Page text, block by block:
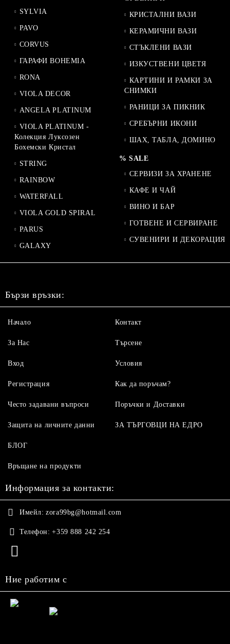
SYLVIA
PAVO
CORVUS
ГАРАФИ BOHEMIA
RONA
VIOLA DECOR
ANGELA PLATINUM
VIOLA PLATINUM -
Колекция Луксозен
Бохемски Кристал
STRING
RAINBOW
WATERFALL
VIOLA GOLD SPIRAL
PARUS
GALAXY
КРИСТАЛНИ ВАЗИ
КЕРАМИЧНИ ВАЗИ
СТЪКЛЕНИ ВАЗИ
ИЗКУСТВЕНИ ЦВЕТЯ
КАРТИНИ И РАМКИ ЗА
СНИМКИ
РАНИЦИ ЗА ПИКНИК
СРЕБЪРНИ ИКОНИ
ШАХ, ТАБЛА, ДОМИНО
% SALE
СЕРВИЗИ ЗА ХРАНЕНЕ
КАФЕ И ЧАЙ
ВИНО И БАР
ГОТВЕНЕ И СЕРВИРАНЕ
СУВЕНИРИ И ДЕКОРАЦИЯ
Бързи връзки:
Начало
За Нас
Вход
Регистрация
Контакт
Търсене
Условия
Как да поръчам?
Често задавани въпроси
Защита на личните данни
БЛОГ
Връщане на продукти
Поръчки и Доставки
ЗА ТЪРГОВЦИ НА ЕДРО
Информация за контакти:
Имейл: zora99bg@hotmail.com
Телефон: +359 888 242 254
Ние работим с